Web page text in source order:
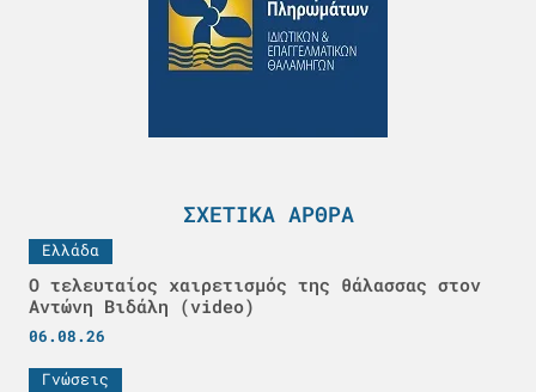
ΣΧΕΤΙΚΆ ΆΡΘΡΑ
Ελλάδα
Ο τελευταίος χαιρετισμός της θάλασσας στον
Αντώνη Βιδάλη (video)
06.08.26
Γνώσεις